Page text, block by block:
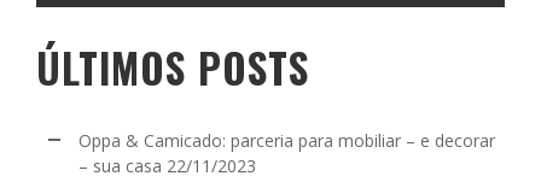
ÚLTIMOS POSTS
Oppa & Camicado: parceria para mobiliar – e decorar
– sua casa 22/11/2023